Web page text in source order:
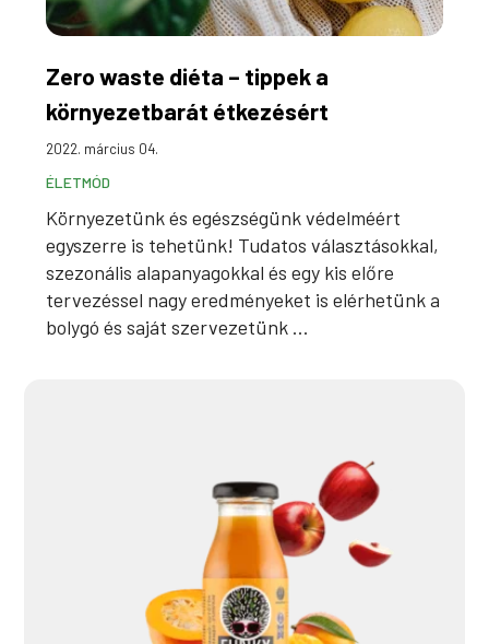
Zero waste diéta – tippek a
környezetbarát étkezésért
2022. március 04.
ÉLETMÓD
Környezetünk és egészségünk védelméért
egyszerre is tehetünk! Tudatos választásokkal,
szezonális alapanyagokkal és egy kis előre
tervezéssel nagy eredményeket is elérhetünk a
bolygó és saját szervezetünk ...